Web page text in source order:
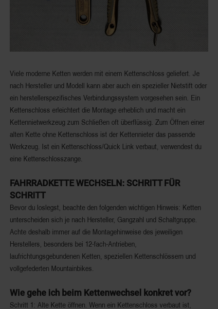
Viele moderne Ketten werden mit einem Kettenschloss geliefert. Je
nach Hersteller und Modell kann aber auch ein spezieller Nietstift oder
ein herstellerspezifisches Verbindungssystem vorgesehen sein. Ein
Kettenschloss erleichtert die Montage erheblich und macht ein
Kettennietwerkzeug zum Schließen oft überflüssig. Zum Öffnen einer
alten Kette ohne Kettenschloss ist der Kettennieter das passende
Werkzeug. Ist ein Kettenschloss/Quick Link verbaut, verwendest du
eine Kettenschlosszange.
FAHRRADKETTE WECHSELN: SCHRITT FÜR
SCHRITT
Bevor du loslegst, beachte den folgenden wichtigen Hinweis: Ketten
unterscheiden sich je nach Hersteller, Gangzahl und Schaltgruppe.
Achte deshalb immer auf die Montagehinweise des jeweiligen
Herstellers, besonders bei 12-fach-Antrieben,
laufrichtungsgebundenen Ketten, speziellen Kettenschlössern und
vollgefederten Mountainbikes.
Wie gehe ich beim Kettenwechsel konkret vor?
Schritt 1: Alte Kette öffnen. Wenn ein Kettenschloss verbaut ist,